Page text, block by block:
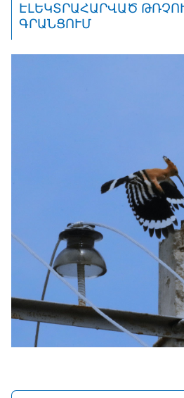
ԷԼԵԿՏՐԱՀԱՐՎԱԾ
ԳՐԱՆՑՈՒՄ